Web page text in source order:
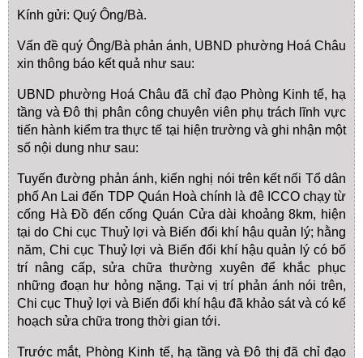
Kính gửi: Quý Ông/Bà.
Vấn đề quý Ông/Bà phản ánh, UBND phường Hoá Châu
xin thông báo kết quả như sau:
UBND phường Hoá Châu đã chỉ đạo Phòng Kinh tế, hạ
tầng và Đô thị phân công chuyên viên phụ trách lĩnh vực
tiến hành kiểm tra thực tế tại hiện trường và ghi nhận một
số nội dung như sau:
Tuyến đường phản ánh, kiến nghị nói trên kết nối Tổ dân
phố An Lai đến TDP Quán Hoà chính là đê ICCO chạy từ
cống Hà Đồ đến cống Quán Cửa dài khoảng 8km, hiện
tại do Chi cục Thuỷ lợi và Biến đổi khí hậu quản lý; hằng
năm, Chi cục Thuỷ lợi và Biến đổi khí hậu quản lý có bố
trí nâng cấp, sửa chữa thường xuyên để khắc phục
những đoạn hư hỏng nặng. Tại vị trí phản ánh nói trên,
Chi cục Thuỷ lợi và Biến đổi khí hậu đã khảo sát và có kế
hoạch sửa chữa trong thời gian tới.
Trước mắt, Phòng Kinh tế, hạ tầng và Đô thị đã chỉ đạo